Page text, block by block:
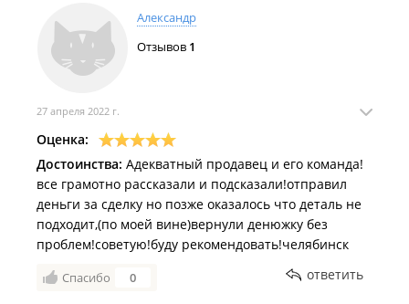
Александр
Отзывов 1
27 апреля 2022 г.
Оценка:
Достоинства: Адекватный продавец и его команда!
все грамотно рассказали и подсказали!отправил
деньги за сделку но позже оказалось что деталь не
подходит,(по моей вине)вернули денюжку без
проблем!советую!буду рекомендовать!челябинск
Спасибо 0 ответить